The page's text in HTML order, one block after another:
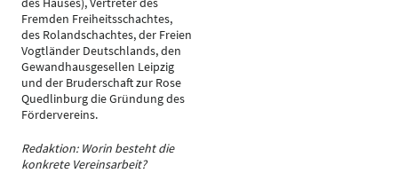
Fremden Freiheitsschachtes,
des Rolandschachtes, der Freien
Vogtländer Deutschlands, den
Gewandhausgesellen Leipzig
und der Bruderschaft zur Rose
Quedlinburg die Gründung des
Fördervereins.
Redaktion: Worin besteht die
konkrete Vereinsarbeit?